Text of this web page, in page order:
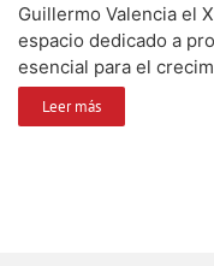
Guillermo Valencia el
espacio dedicado a
esencial para el
Leer más